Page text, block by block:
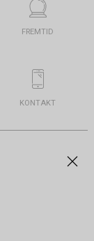
FREMTID
KONTAKT